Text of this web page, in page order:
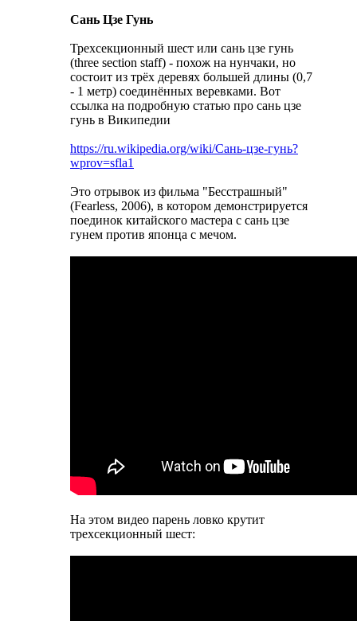
Сань Цзе Гунь
Трехсекционный шест или сань цзе гунь
(three section staff) - похож на нунчаки, но
состоит из трёх деревях большей длины (0,7
- 1 метр) соединённых веревками. Вот
ссылка на подробную статью про сань цзе
гунь в Википедии
https://ru.wikipedia.org/wiki/Сань-цзе-гунь?
wprov=sfla1
Это отрывок из фильма "Бесстрашный"
(Fearless, 2006), в котором демонстрируется
поединок китайского мастера с сань цзе
гунем против японца с мечом.
На этом видео парень ловко крутит
трехсекционный шест: